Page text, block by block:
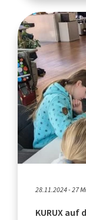
28.11.2024 - 27
KURUX auf